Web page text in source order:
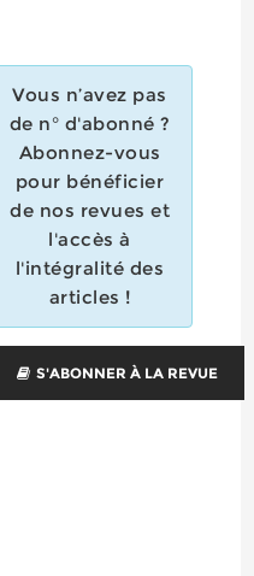
Vous n’avez pas
de n° d'abonné ?
Abonnez-vous
pour bénéficier
de nos revues et
l'accès à
l'intégralité des
articles !
S'ABONNER À LA REVUE